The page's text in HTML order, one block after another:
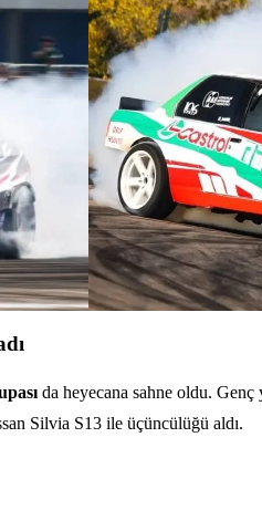
da heyecana sahne oldu.
Silvia S13 ile üçüncülüğü aldı.